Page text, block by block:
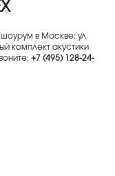
в Москве: ул.
комплект акустики
+7 (495) 128-24-